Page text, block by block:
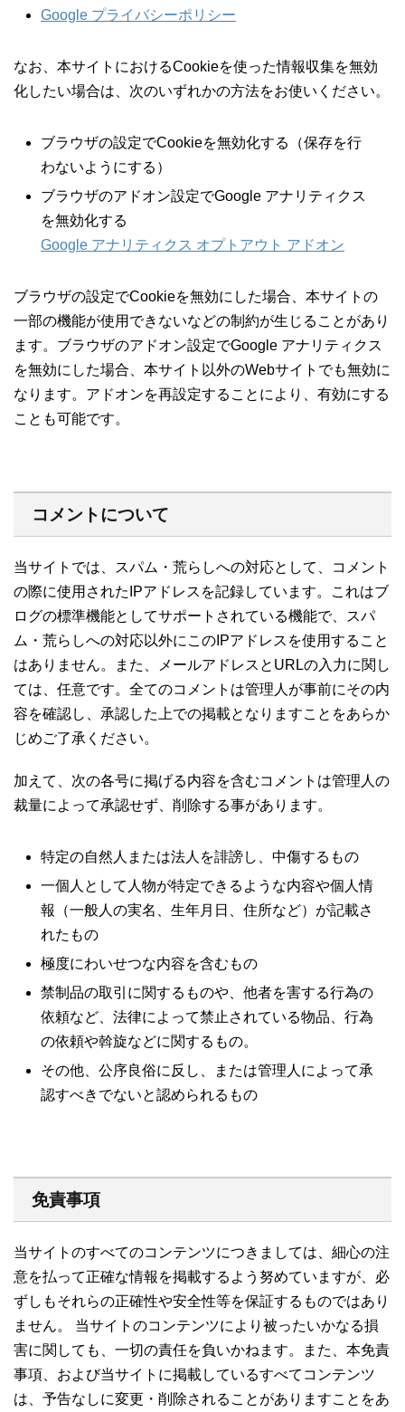
Google プライバシーポリシー
なお、本サイトにおけるCookieを使った情報収集を無効
化したい場合は、次のいずれかの方法をお使いください。
ブラウザの設定でCookieを無効化する（保存を行
わないようにする）
ブラウザのアドオン設定でGoogle アナリティクス
を無効化する
Google アナリティクス オプトアウト アドオン
ブラウザの設定でCookieを無効にした場合、本サイトの
一部の機能が使用できないなどの制約が生じることがあり
ます。ブラウザのアドオン設定でGoogle アナリティクス
を無効にした場合、本サイト以外のWebサイトでも無効に
なります。アドオンを再設定することにより、有効にする
ことも可能です。
コメントについて
当サイトでは、スパム・荒らしへの対応として、コメント
の際に使用されたIPアドレスを記録しています。これはブ
ログの標準機能としてサポートされている機能で、スパ
ム・荒らしへの対応以外にこのIPアドレスを使用すること
はありません。また、メールアドレスとURLの入力に関し
ては、任意です。全てのコメントは管理人が事前にその内
容を確認し、承認した上での掲載となりますことをあらか
じめご了承ください。
加えて、次の各号に掲げる内容を含むコメントは管理人の
裁量によって承認せず、削除する事があります。
特定の自然人または法人を誹謗し、中傷するもの
一個人として人物が特定できるような内容や個人情
報（一般人の実名、生年月日、住所など）が記載さ
れたもの
極度にわいせつな内容を含むもの
禁制品の取引に関するものや、他者を害する行為の
依頼など、法律によって禁止されている物品、行為
の依頼や斡旋などに関するもの。
その他、公序良俗に反し、または管理人によって承
認すべきでないと認められるもの
免責事項
当サイトのすべてのコンテンツにつきましては、細心の注
意を払って正確な情報を掲載するよう努めていますが、必
ずしもそれらの正確性や安全性等を保証するものではあり
ません。 当サイトのコンテンツにより被ったいかなる損
害に関しても、一切の責任を負いかねます。また、本免責
事項、および当サイトに掲載しているすべてコンテンツ
は、予告なしに変更・削除されることがありますことをあ